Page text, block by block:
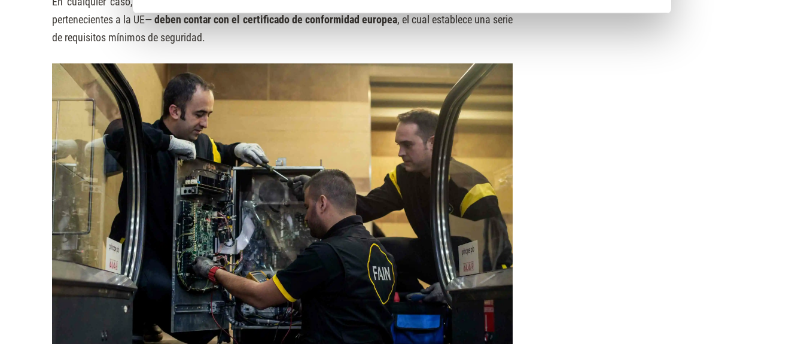
pertenecientes a la UE— deben contar con el certificado de conformidad europea, el cual establece una serie
de requisitos mínimos de seguridad.